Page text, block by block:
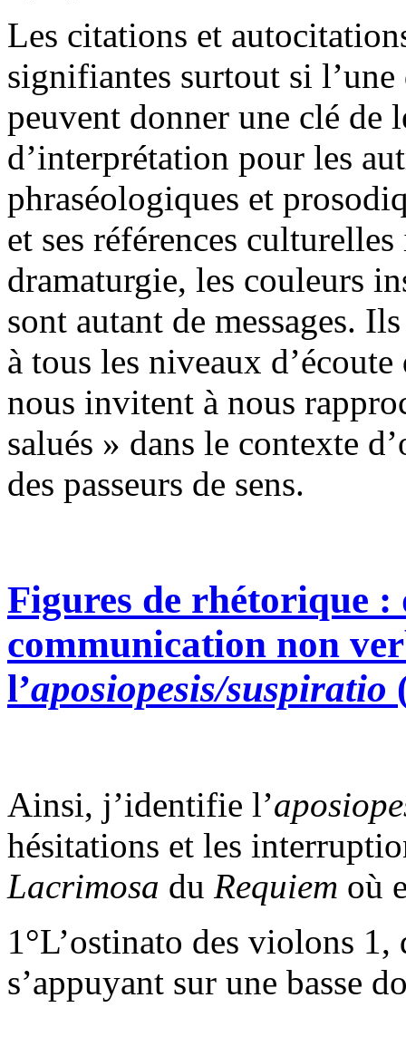
Les citations et
signifiantes surtout si l’une
peuvent donner une clé de
d’interprétation pour les
phraséologiques et
et ses références
dramaturgie, les couleurs
sont autant de messages.
à tous les niveaux
nous invitent à nous
salués » dans le contexte
des passeurs de sens.
Figures de rhétorique
communication non
l’aposiopesis/suspiratio
Ainsi, j’identifie l’
hésitations et les
Lacrimosa du Requiem où
1°L’ostinato des violons
s’appuyant sur une basse